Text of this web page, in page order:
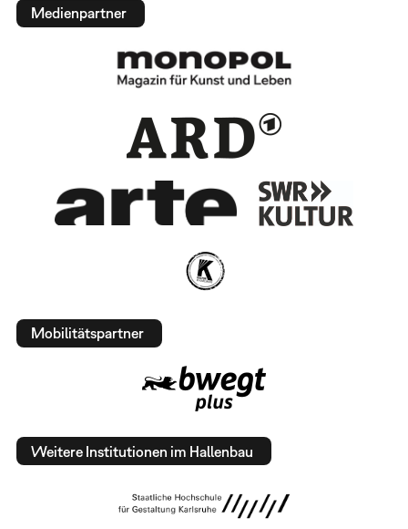
Medienpartner
Mobilitätspartner
Weitere Institutionen im Hallenbau